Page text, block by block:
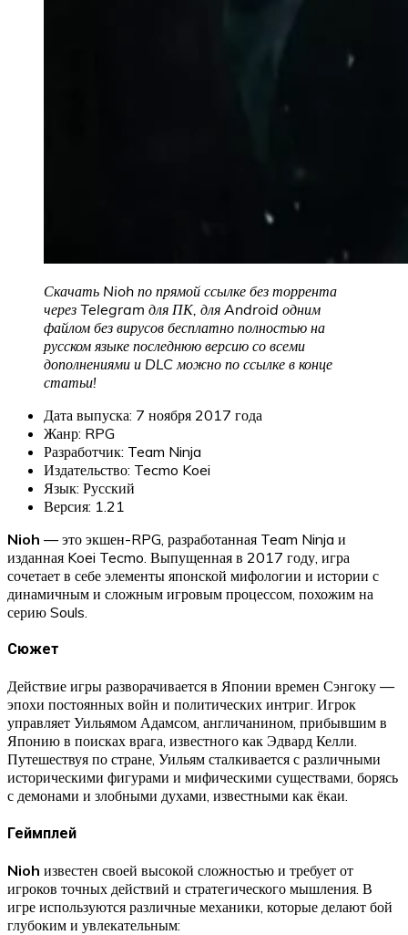
Скачать Nioh по прямой ссылке без торрента
через Telegram для ПК, для Android одним
файлом без вирусов бесплатно полностью на
русском языке последнюю версию со всеми
дополнениями и DLC можно по ссылке в конце
статьи!
Дата выпуска: 7 ноября 2017 года
Жанр: RPG
Разработчик: Team Ninja
Издательство: Tecmo Koei
Язык: Русский
Версия: 1.21
Nioh — это экшен-RPG, разработанная Team Ninja и
изданная Koei Tecmo. Выпущенная в 2017 году, игра
сочетает в себе элементы японской мифологии и истории с
динамичным и сложным игровым процессом, похожим на
серию Souls.
Сюжет
Действие игры разворачивается в Японии времен Сэнгоку —
эпохи постоянных войн и политических интриг. Игрок
управляет Уильямом Адамсом, англичанином, прибывшим в
Японию в поисках врага, известного как Эдвард Келли.
Путешествуя по стране, Уильям сталкивается с различными
историческими фигурами и мифическими существами, борясь
с демонами и злобными духами, известными как ёкаи.
Геймплей
Nioh известен своей высокой сложностью и требует от
игроков точных действий и стратегического мышления. В
игре используются различные механики, которые делают бой
глубоким и увлекательным: